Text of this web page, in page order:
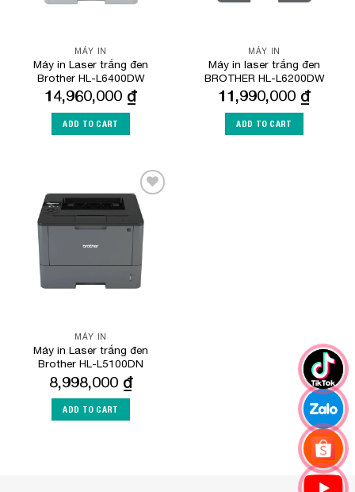
MÁY IN
Máy in Laser trắng đen
Brother HL-L6400DW
14,960,000 ₫
ADD TO CART
MÁY IN
Máy in laser trắng đen
BROTHER HL-L6200DW
11,990,000 ₫
ADD TO CART
Add to
Wishlist
MÁY IN
Máy in Laser trắng đen
Brother HL-L5100DN
8,998,000 ₫
ADD TO CART